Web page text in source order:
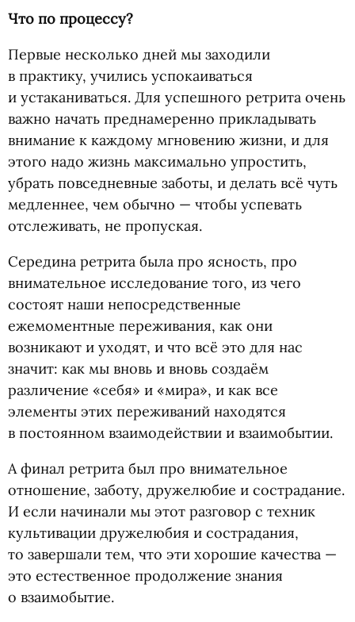
Что по процессу?
Первые несколько дней мы заходили
в практику, учились успокаиваться
и устаканиваться. Для успешного ретрита очень
важно начать преднамеренно прикладывать
внимание к каждому мгновению жизни, и для
этого надо жизнь максимально упростить,
убрать повседневные заботы, и делать всё чуть
медленнее, чем обычно — чтобы успевать
отслеживать, не пропуская.
Середина ретрита была про ясность, про
внимательное исследование того, из чего
состоят наши непосредственные
ежемоментные переживания, как они
возникают и уходят, и что всё это для нас
значит: как мы вновь и вновь создаём
различение «себя» и «мира», и как все
элементы этих переживаний находятся
в постоянном взаимодействии и взаимобытии.
А финал ретрита был про внимательное
отношение, заботу, дружелюбие и сострадание.
И если начинали мы этот разговор с техник
культивации дружелюбия и сострадания,
то завершали тем, что эти хорошие качества —
это естественное продолжение знания
о взаимобытие.